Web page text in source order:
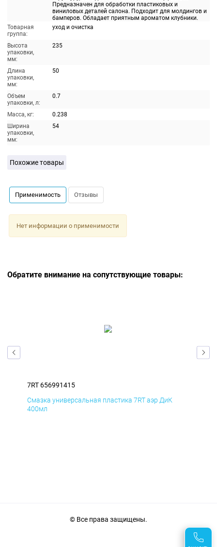
Предназначен для обработки пластиковых и
виниловых деталей салона. Подходит для молдингов и
бамперов. Обладает приятным ароматом клубники.
Товарная
группа:
уход и очистка
Высота
упаковки,
мм:
235
Длина
упаковки,
мм:
50
Объем
упаковки, л:
0.7
Масса, кг:
0.238
Ширина
упаковки,
мм:
54
Похожие товары
Применимость Отзывы
Нет информации о применимости
Обратите внимание на сопутствующие товары:
7RT 656991415
Смазка универсальная пластика 7RT аэр ДиК
400мл
© Все права защищены.